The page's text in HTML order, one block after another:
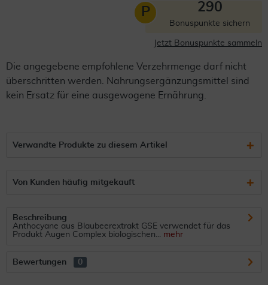
P 290
Bonuspunkte sichern
Jetzt Bonuspunkte sammeln
Die angegebene empfohlene Verzehrmenge darf nicht
überschritten werden. Nahrungsergänzungsmittel sind
kein Ersatz für eine ausgewogene Ernährung.
Verwandte Produkte zu diesem Artikel
Von Kunden häufig mitgekauft
Beschreibung
Anthocyane aus Blaubeerextrakt GSE verwendet für das
Produkt Augen Complex biologischen... mehr
Bewertungen 0